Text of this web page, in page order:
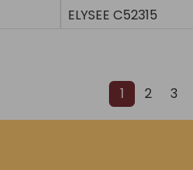
ELYSEE C52315
1 2 3